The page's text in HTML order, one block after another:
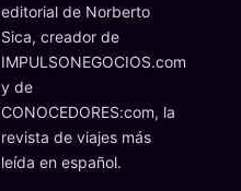
editorial de Norberto
Sica, creador de
IMPULSONEGOCIOS.com
y de
CONOCEDORES:com, la
revista de viajes más
leída en español.